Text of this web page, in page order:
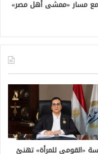
«القومي للمرأة» تهنئ